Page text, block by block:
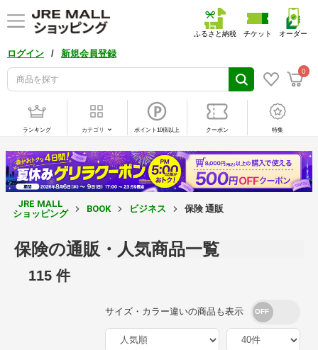
ログイン / 新規会員登録
0
ふるさと納税 チケット オーダー
ランキング カテゴリ ポイント10倍以上 クーポン 特集
JRE MALL
ショッピング
BOOK ビジネス 保険 通販
保険の通販・人気商品一覧
115 件
サイズ・カラー違いの商品も表示